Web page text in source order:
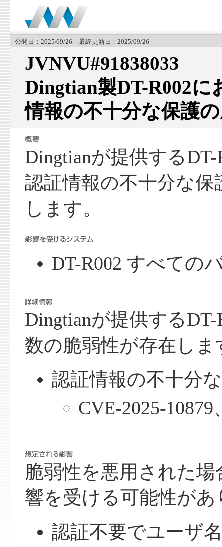
公開日：2025/09/26 最終更新日：2025/09/26
JVNVU#91838033
Dingtian製DT-R002に
情報の不十分な保護
Dingtianが提供する
認証情報の不十分な保
します。
DT-R002 すべての
Dingtianが提供する
数の脆弱性が存在しま
認証情報の不十分
CVE-2025-10879
脆弱性を悪用された
響を受ける可能性があ
認証不要でユーザ